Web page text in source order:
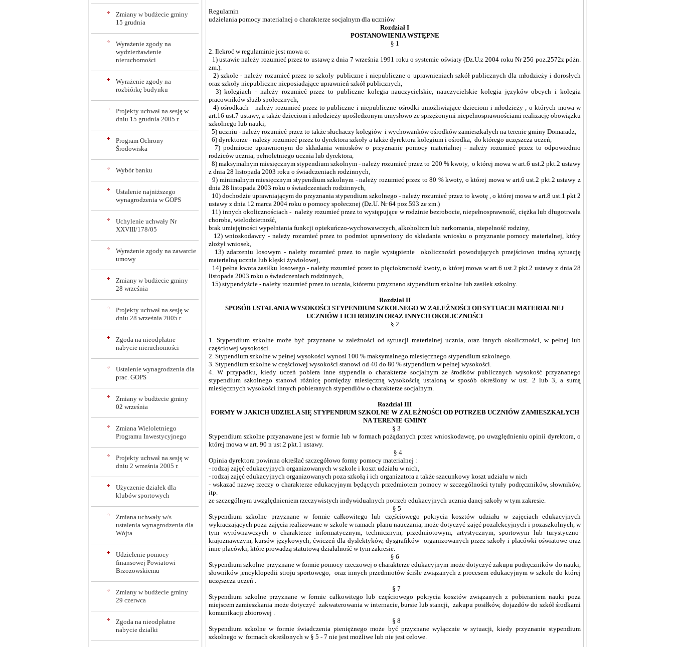
Zmiany w budżecie gminy
15 grudnia
Wyrażenie zgody na
wydzierżawienie
nieruchomości
Wyrażenie zgody na
rozbiórkę budynku
Projekty uchwał na sesję w
dniu 15 grudnia 2005 r.
Program Ochrony
Środowiska
Wybór banku
Ustalenie najniższego
wynagrodzenia w GOPS
Uchylenie uchwały Nr
XXVIII/178/05
Wyrażenie zgody na zawarcie
umowy
Zmiany w budżecie gminy
28 września
Projekty uchwał na sesję w
dniu 28 września 2005 r.
Zgoda na nieodpłatne
nabycie nieruchomości
Ustalenie wynagrodzenia dla
prac. GOPS
Zmiany w budżecie gminy
02 września
Zmiana Wieloletniego
Programu Inwestycyjnego
Projekty uchwał na sesję w
dniu 2 września 2005 r.
Użyczenie działek dla
klubów sportowych
Zmiana uchwały w/s
ustalenia wynagrodzenia dla
Wójta
Udzielenie pomocy
finansowej Powiatowi
Brzozowskiemu
Zmiany w budżecie gminy
29 czerwca
Zgoda na nieodpłatne
nabycie działki
Regulamin
udzielania pomocy materialnej o charakterze socjalnym dla uczniów
Rozdział I
POSTANOWIENIA WSTĘPNE
§ 1
2. Ilekroć w regulaminie jest mowa o:
1) ustawie należy rozumieć przez to ustawę z dnia 7 września 1991 roku o systemie oświaty (Dz.U.z 2004 roku Nr 256 poz.2572z póżn.
zm.).
2) szkole - należy rozumieć przez to szkoły publiczne i niepubliczne o uprawnieniach szkół publicznych dla młodzieży i dorosłych
oraz szkoły niepubliczne nieposiadające uprawnień szkół publicznych,
3) kolegiach - należy rozumieć przez to publiczne kolegia nauczycielskie, nauczycielskie kolegia języków obcych i kolegia
pracowników służb społecznych,
4) ośrodkach - należy rozumieć przez to publiczne i niepubliczne ośrodki umożliwiające dzieciom i młodzieży , o których mowa w
art.16 ust.7 ustawy, a także dzieciom i młodzieży upośledzonym umysłowo ze sprzężonymi niepełnosprawnościami realizację obowiązku
szkolnego lub nauki,
5) uczniu - należy rozumieć przez to także słuchaczy kolegiów i wychowanków ośrodków zamieszkałych na terenie gminy Domaradz,
6) dyrektorze - należy rozumieć przez to dyrektora szkoły a także dyrektora kolegium i ośrodka, do którego uczęszcza uczeń,
7) podmiocie uprawnionym do składania wniosków o przyznanie pomocy materialnej - należy rozumieć przez to odpowiednio
rodziców ucznia, pełnoletniego ucznia lub dyrektora,
8) maksymalnym miesięcznym stypendium szkolnym - należy rozumieć przez to 200 % kwoty, o której mowa w art.6 ust.2 pkt.2 ustawy
z dnia 28 listopada 2003 roku o świadczeniach rodzinnych,
9) minimalnym miesięcznym stypendium szkolnym - należy rozumieć przez to 80 % kwoty, o której mowa w art.6 ust.2 pkt.2 ustawy z
dnia 28 listopada 2003 roku o świadczeniach rodzinnych,
10) dochodzie uprawniającym do przyznania stypendium szkolnego - należy rozumieć przez to kwotę , o której mowa w art.8 ust.1 pkt 2
ustawy z dnia 12 marca 2004 roku o pomocy społecznej (Dz.U. Nr 64 poz.593 ze zm.)
11) innych okolicznościach - należy rozumieć przez to występujące w rodzinie bezrobocie, niepełnosprawność, ciężka lub długotrwała
choroba, wielodzietność,
brak umiejętności wypełniania funkcji opiekuńczo-wychowawczych, alkoholizm lub narkomania, niepełność rodziny,
12) wnioskodawcy - należy rozumieć przez to podmiot uprawniony do składania wniosku o przyznanie pomocy materialnej, który
złożył wniosek,
13) zdarzeniu losowym - należy rozumieć przez to nagłe wystąpienie okoliczności powodujących przejściowo trudną sytuację
materialną ucznia lub klęski żywiołowej,
14) pełna kwota zasiłku losowego - należy rozumieć przez to pięciokrotność kwoty, o której mowa w art.6 ust.2 pkt.2 ustawy z dnia 28
listopada 2003 roku o świadczeniach rodzinnych,
15) stypendyście - należy rozumieć przez to ucznia, któremu przyznano stypendium szkolne lub zasiłek szkolny.
Rozdział II
SPOSÓB USTALANIA WYSOKOŚCI STYPENDIUM SZKOLNEGO W ZALEŻNOŚCI OD SYTUACJI MATERIALNEJ
UCZNIÓW I ICH RODZIN ORAZ INNYCH OKOLICZNOŚCI
§ 2
1. Stypendium szkolne może być przyznane w zależności od sytuacji materialnej ucznia, oraz innych okoliczności, w pełnej lub
częściowej wysokości.
2. Stypendium szkolne w pełnej wysokości wynosi 100 % maksymalnego miesięcznego stypendium szkolnego.
3. Stypendium szkolne w częściowej wysokości stanowi od 40 do 80 % stypendium w pełnej wysokości.
4. W przypadku, kiedy uczeń pobiera inne stypendia o charakterze socjalnym ze środków publicznych wysokość przyznanego
stypendium szkolnego stanowi różnicę pomiędzy miesięczną wysokością ustaloną w sposób określony w ust. 2 lub 3, a sumą
miesięcznych wysokości innych pobieranych stypendiów o charakterze socjalnym.
Rozdział III
FORMY W JAKICH UDZIELA SIĘ STYPENDIUM SZKOLNE W ZALEŻNOŚCI OD POTRZEB UCZNIÓW ZAMIESZKAŁYCH
NA TERENIE GMINY
§ 3
Stypendium szkolne przyznawane jest w formie lub w formach pożądanych przez wnioskodawcę, po uwzględnieniu opinii dyrektora, o
której mowa w art. 90 n ust.2 pkt.1 ustawy.
§ 4
Opinia dyrektora powinna określać szczegółowo formy pomocy materialnej :
- rodzaj zajęć edukacyjnych organizowanych w szkole i koszt udziału w nich,
- rodzaj zajęć edukacyjnych organizowanych poza szkołą i ich organizatora a także szacunkowy koszt udziału w nich
- wskazać nazwę rzeczy o charakterze edukacyjnym będących przedmiotem pomocy w szczególności tytuły podręczników, słowników,
itp.
ze szczególnym uwzględnieniem rzeczywistych indywidualnych potrzeb edukacyjnych ucznia danej szkoły w tym zakresie.
§ 5
Stypendium szkolne przyznane w formie całkowitego lub częściowego pokrycia kosztów udziału w zajęciach edukacyjnych
wykraczających poza zajęcia realizowane w szkole w ramach planu nauczania, może dotyczyć zajęć pozalekcyjnych i pozaszkolnych, w
tym wyrównawczych o charakterze informatycznym, technicznym, przedmiotowym, artystycznym, sportowym lub turystyczno-
krajoznawczym, kursów językowych, ćwiczeń dla dyslektyków, dysgrafików organizowanych przez szkoły i placówki oświatowe oraz
inne placówki, które prowadzą statutową działalność w tym zakresie.
§ 6
Stypendium szkolne przyznane w formie pomocy rzeczowej o charakterze edukacyjnym może dotyczyć zakupu podręczników do nauki,
słowników ,encyklopedii stroju sportowego, oraz innych przedmiotów ściśle związanych z procesem edukacyjnym w szkole do której
uczęszcza uczeń .
§ 7
Stypendium szkolne przyznane w formie całkowitego lub częściowego pokrycia kosztów związanych z pobieraniem nauki poza
miejscem zamieszkania może dotyczyć zakwaterowania w internacie, bursie lub stancji, zakupu posiłków, dojazdów do szkół środkami
komunikacji zbiorowej .
§ 8
Stypendium szkolne w formie świadczenia pieniężnego może być przyznane wyłącznie w sytuacji, kiedy przyznanie stypendium
szkolnego w formach określonych w § 5 - 7 nie jest możliwe lub nie jest celowe.